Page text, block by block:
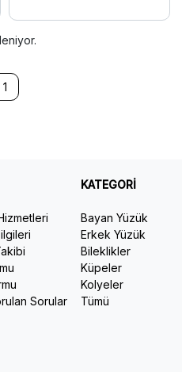
1
Sorular
KATEGORİ
Bayan Yüzük
Erkek Yüzük
Bileklikler
Küpeler
Kolyeler
Tümü